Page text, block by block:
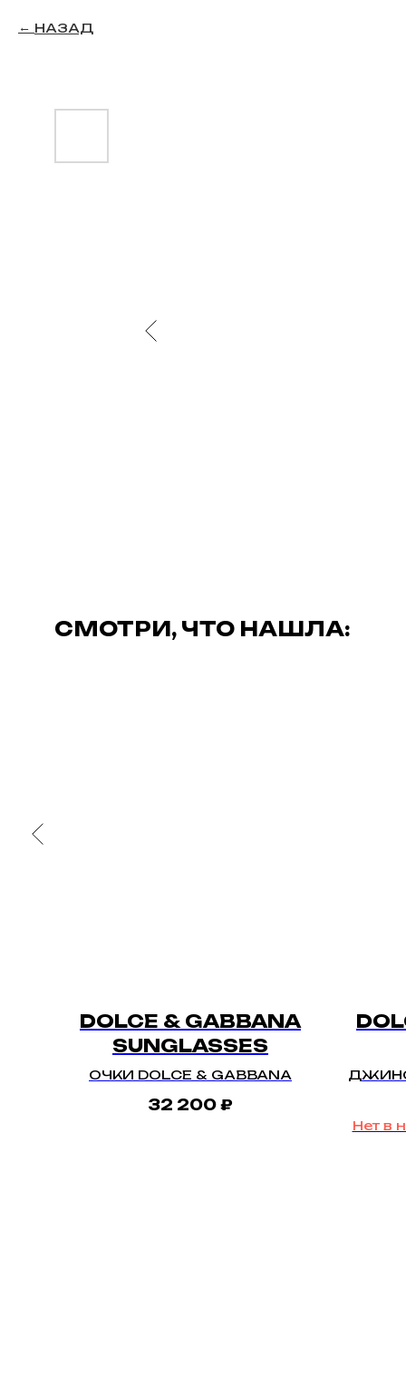
НАЗАД
СМОТРИ, ЧТО НАШЛА:
DOLCE & GABBANA
SUNGLASSES
ОЧКИ DOLCE & GABBANA
32 200 ₽
Нет в